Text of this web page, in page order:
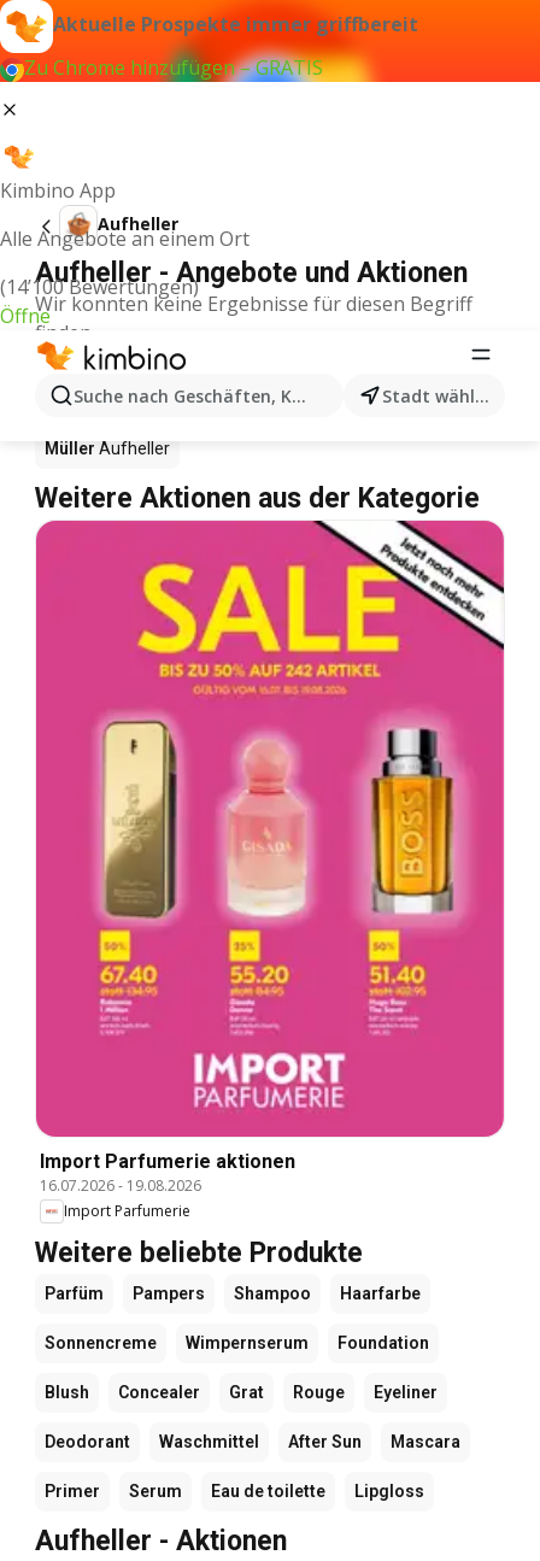
Aktuelle Prospekte immer griffbereit
Zu Chrome hinzufügen – GRATIS
Kimbino App
Alle Angebote an einem Ort
(14’100 Bewertungen)
Öffne
Suche nach Geschäften, Kategorien, Produkten...
Stadt wählen
Aufheller
Aufheller - Angebote und Aktionen
Wir konnten keine Ergebnisse für diesen Begriff
finden.
Aufheller im Angebot – Wo
einkaufen?
Müller Aufheller
Weitere Aktionen aus der Kategorie
Import Parfumerie aktionen
16.07.2026- 19.08.2026
Import Parfumerie
Weitere beliebte Produkte
Parfüm Pampers Shampoo Haarfarbe
Sonnencreme Wimpernserum Foundation
Blush Concealer Grat Rouge Eyeliner
Deodorant Waschmittel After Sun Mascara
Primer Serum Eau de toilette Lipgloss
Aufheller - Aktionen